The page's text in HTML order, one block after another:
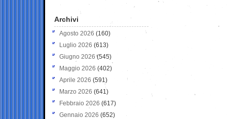
Archivi
Agosto 2026 (160)
Luglio 2026 (613)
Giugno 2026 (545)
Maggio 2026 (402)
Aprile 2026 (591)
Marzo 2026 (641)
Febbraio 2026 (617)
Gennaio 2026 (652)